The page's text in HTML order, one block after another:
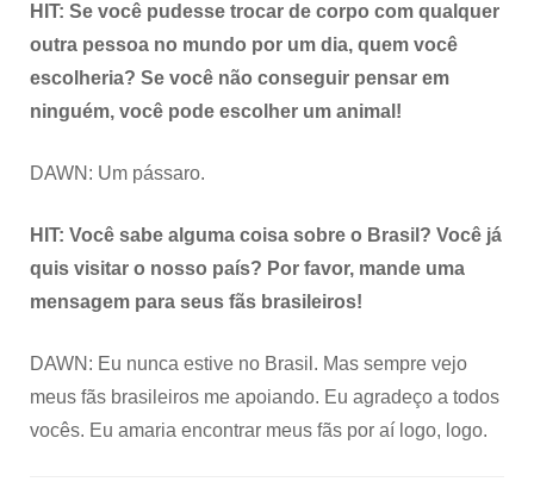
HIT: Se você pudesse trocar de corpo com qualquer
outra pessoa no mundo por um dia, quem você
escolheria? Se você não conseguir pensar em
ninguém, você pode escolher um animal!
DAWN: Um pássaro.
HIT: Você sabe alguma coisa sobre o Brasil? Você já
quis visitar o nosso país? Por favor, mande uma
mensagem para seus fãs brasileiros!
DAWN: Eu nunca estive no Brasil. Mas sempre vejo
meus fãs brasileiros me apoiando. Eu agradeço a todos
vocês. Eu amaria encontrar meus fãs por aí logo, logo.